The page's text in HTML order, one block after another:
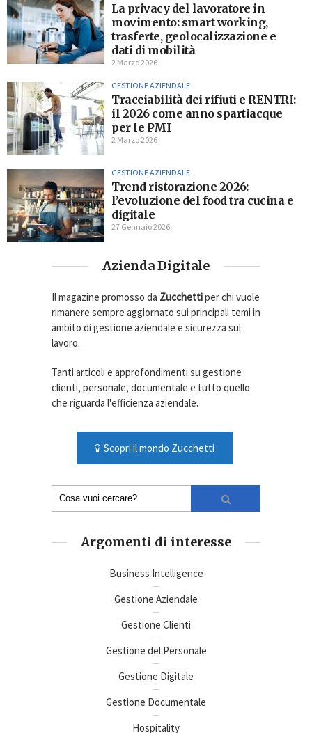
La privacy del lavoratore in
movimento: smart working,
trasferte, geolocalizzazione e
dati di mobilità
2 Marzo 2026
GESTIONE AZIENDALE
Tracciabilità dei rifiuti e RENTRI:
il 2026 come anno spartiacque
per le PMI
2 Marzo 2026
GESTIONE AZIENDALE
Trend ristorazione 2026:
l’evoluzione del food tra cucina e
digitale
27 Gennaio 2026
Azienda Digitale
Il magazine promosso da Zucchettiper chi vuole
rimanere sempre aggiornato sui principali temi in
ambito di gestione aziendale e sicurezza sul
lavoro.
Tanti articoli e approfondimenti su gestione
clienti, personale, documentale e tutto quello
che riguarda l'efficienza aziendale.
Scopri il mondo Zucchetti
Argomenti di interesse
Business Intelligence
Gestione Aziendale
Gestione Clienti
Gestione del Personale
Gestione Digitale
Gestione Documentale
Hospitality